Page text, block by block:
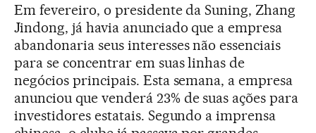
Em fevereiro, o presidente da Suning, Zhang
Jindong, já havia anunciado que a empresa
abandonaria seus interesses não essenciais
para se concentrar em suas linhas de
negócios principais. Esta semana, a empresa
anunciou que venderá 23% de suas ações para
investidores estatais. Segundo a imprensa